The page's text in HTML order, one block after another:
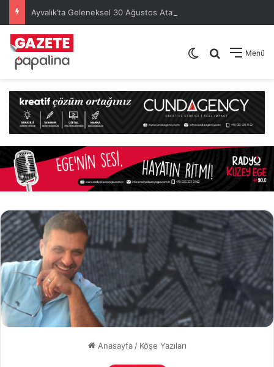
Menü
Arama yap
Dış görünümü
Anasayfa / Köşe Yazıları